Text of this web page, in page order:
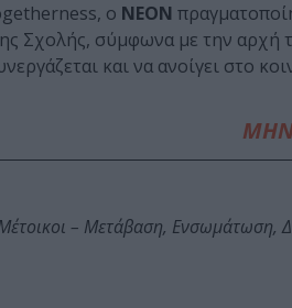
ο ΝΕΟΝ
Σχολής, σύμφωνα με την αρχή
και να ανοίγει στο
ΜΗΝ
– Μετάβαση, Ενσωμάτωση,